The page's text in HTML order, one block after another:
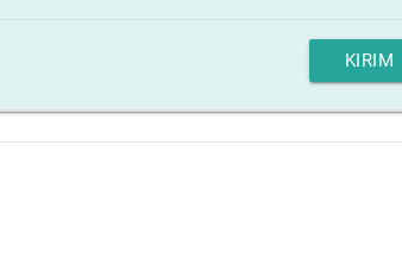
KIRIM